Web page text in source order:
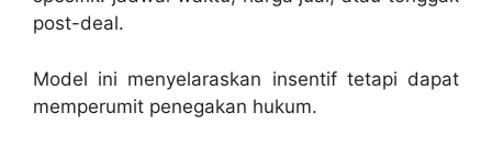
post-deal.
Model ini menyelaraskan insentif tetapi dapat
memperumit penegakan hukum.